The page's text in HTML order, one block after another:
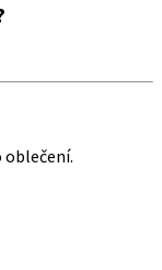
oblečení.